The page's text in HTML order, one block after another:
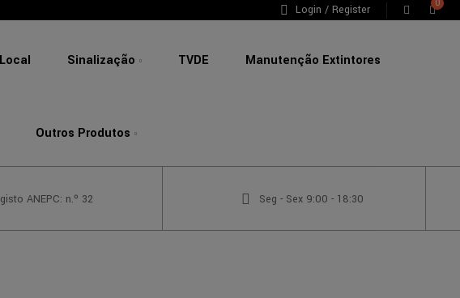
Login / Register
0
Sinalização TVDE Manutenção Extintores
Outros Produtos
ANEPC: n.º 32 Seg - Sex 9:00 - 18:30